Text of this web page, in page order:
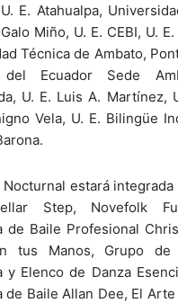
E. Atahualpa,
Miño, U. E. CEBI, U.
Técnica de Ambato,
del Ecuador Sede
U. E. Luis A. Martínez,
Vela, U. E. Bilingüe
Nocturnal estará
Step, Novefolk
de Baile Profesional
tus Manos, Grupo de
y Elenco de Danza
de Baile Allan Dee, El